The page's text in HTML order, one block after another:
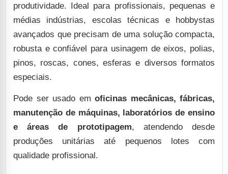
produtividade. Ideal para profissionais, pequenas e
médias indústrias, escolas técnicas e hobbystas
avançados que precisam de uma solução compacta,
robusta e confiável para usinagem de eixos, polias,
pinos, roscas, cones, esferas e diversos formatos
especiais.
Pode ser usado em oficinas mecânicas, fábricas,
manutenção de máquinas, laboratórios de ensino
e áreas de prototipagem , atendendo desde
produções unitárias até pequenos lotes com
qualidade profissional.